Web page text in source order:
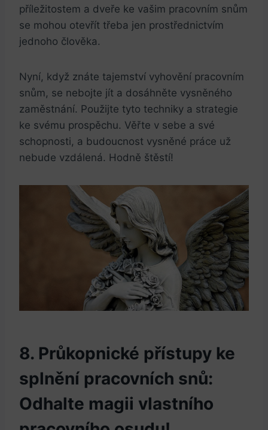
příležitostem a dveře ke vašim pracovním snům
se mohou otevřít třeba ⁤jen prostřednictvím
jednoho člověka.
Nyní, když znáte⁣ tajemství ⁤vyhovění pracovním
snům, se nebojte⁣ jít a dosáhněte vysněného
zaměstnání. Použijte tyto techniky a strategie
⁣ke svému prospěchu. Věřte​ v sebe a⁣ své
schopnosti, a budoucnost vysněné ‌práce už
nebude vzdálená. Hodně štěstí!
8. Průkopnické ‌přístupy ke
splnění pracovních snů:
Odhalte ⁤magii‍ vlastního